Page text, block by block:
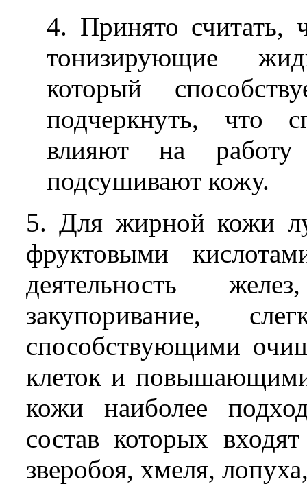
4. Принято считать,
тонизирующие
который
подчеркнуть, что
влияют на
подсушивают кожу.
5. Для жирной кожи
фруктовыми
деятельность
закупоривание,
способствующими
клеток и
кожи наиболее
состав которых
зверобоя, хмеля,